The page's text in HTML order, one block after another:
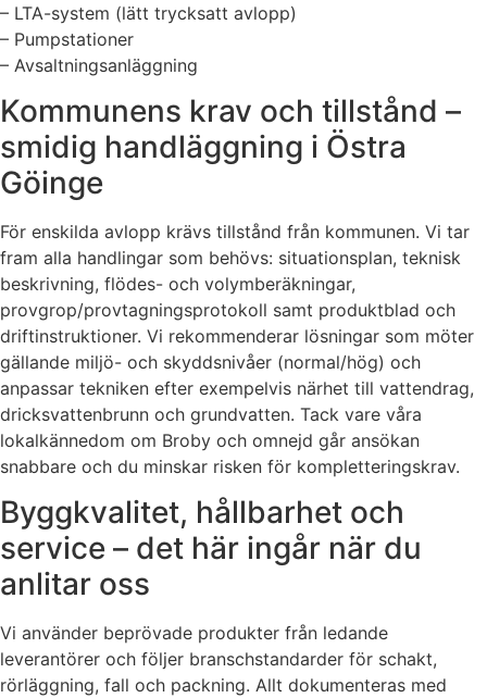
– LTA-system (lätt trycksatt avlopp)
– Pumpstationer
– Avsaltningsanläggning
Kommunens krav och tillstånd –
smidig handläggning i Östra
Göinge
För enskilda avlopp krävs tillstånd från kommunen. Vi tar
fram alla handlingar som behövs: situationsplan, teknisk
beskrivning, flödes- och volymberäkningar,
provgrop/provtagningsprotokoll samt produktblad och
driftinstruktioner. Vi rekommenderar lösningar som möter
gällande miljö- och skyddsnivåer (normal/hög) och
anpassar tekniken efter exempelvis närhet till vattendrag,
dricksvattenbrunn och grundvatten. Tack vare våra
lokalkännedom om Broby och omnejd går ansökan
snabbare och du minskar risken för kompletteringskrav.
Byggkvalitet, hållbarhet och
service – det här ingår när du
anlitar oss
Vi använder beprövade produkter från ledande
leverantörer och följer branschstandarder för schakt,
rörläggning, fall och packning. Allt dokumenteras med